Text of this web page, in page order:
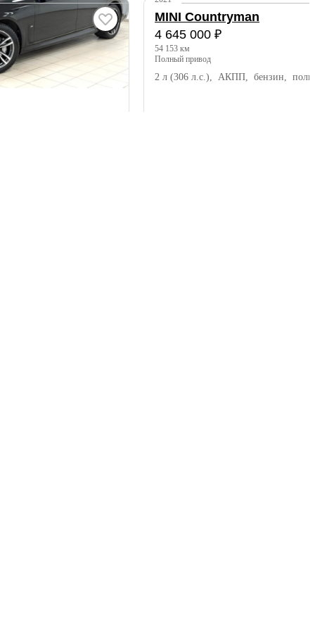
полный привод
MINI Countryman
4 645 000 ₽
54 153 км
полный привод
2 л (306 л.с.), АКПП, бензин,